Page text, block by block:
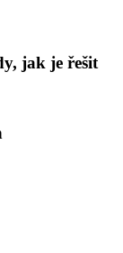
jak je řešit